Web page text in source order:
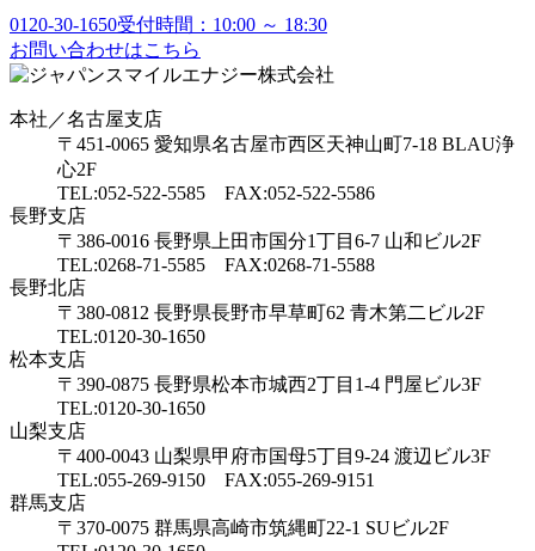
0120-30-1650受付時間：10:00 ～ 18:30
お問い合わせはこちら
本社／名古屋支店
〒451-0065 愛知県名古屋市西区天神山町7-18 BLAU浄
心2F
TEL:052-522-5585 FAX:052-522-5586
長野支店
〒386-0016 長野県上田市国分1丁目6-7 山和ビル2F
TEL:0268-71-5585 FAX:0268-71-5588
長野北店
〒380-0812 長野県長野市早草町62 青木第二ビル2F
TEL:0120-30-1650
松本支店
〒390-0875 長野県松本市城西2丁目1-4 門屋ビル3F
TEL:0120-30-1650
山梨支店
〒400-0043 山梨県甲府市国母5丁目9-24 渡辺ビル3F
TEL:055-269-9150 FAX:055-269-9151
群馬支店
〒370-0075 群馬県高崎市筑縄町22-1 SUビル2F